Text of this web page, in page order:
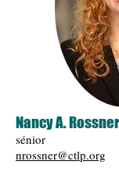
Nancy A. Rossner
sénior
nrossner@ctlp.org